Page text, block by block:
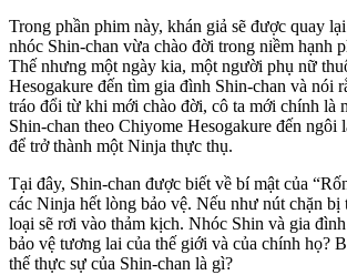
Trong phần phim này, khán giả sẽ được quay
nhóc Shin-chan vừa chào đời trong niềm hạnh
Thế nhưng một ngày kia, một người phụ nữ
Hesogakure đến tìm gia đình Shin-chan và nói
tráo đổi từ khi mới chào đời, cô ta mới chính là
Shin-chan theo Chiyome Hesogakure đến ngôi
để trở thành một Ninja thực thụ.
Tại đây, Shin-chan được biết về bí mật của
các Ninja hết lòng bảo vệ. Nếu như nút chặn bị
loại sẽ rơi vào thảm kịch. Nhóc Shin và gia
bảo vệ tương lai của thế giới và của chính họ?
thế thực sự của Shin-chan là gì?